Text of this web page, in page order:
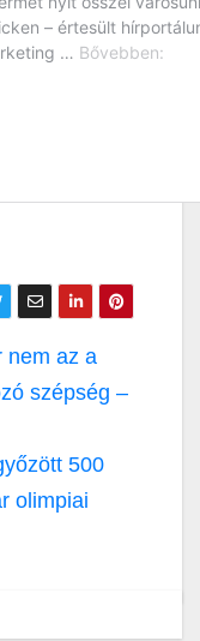
nem az a
szépség –
500
olimpiai